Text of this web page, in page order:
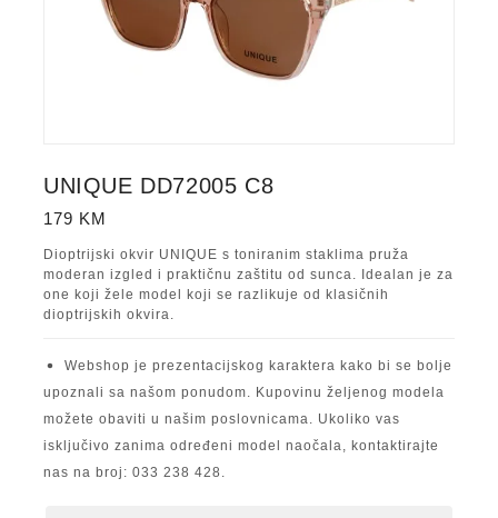
UNIQUE DD72005 C8
179 KM
Dioptrijski okvir UNIQUE s toniranim staklima pruža
moderan izgled i praktičnu zaštitu od sunca. Idealan je za
one koji žele model koji se razlikuje od klasičnih
dioptrijskih okvira.
Webshop je prezentacijskog karaktera kako bi se bolje
upoznali sa našom ponudom. Kupovinu željenog modela
možete obaviti u našim poslovnicama. Ukoliko vas
isključivo zanima određeni model naočala, kontaktirajte
nas na broj: 033 238 428.